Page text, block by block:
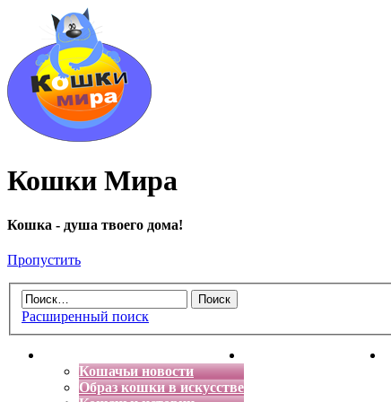
Кошки Мира
Кошка - душа твоего дома!
Пропустить
Расширенный поиск
Кошачьи новости
Образ кошки в искусстве
Энциклопедия кошек